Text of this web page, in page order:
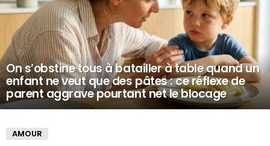
On s’obstine tous à batailler à table quand un
enfant ne veut que des pâtes : ce réflexe de
parent aggrave pourtant net le blocage
AMOUR